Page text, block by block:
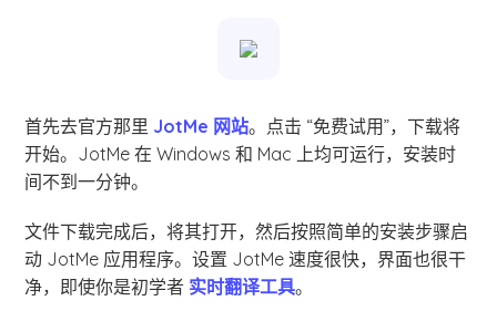
首先去官方那里 JotMe 网站。点击 “免费试用”，下载将
开始。JotMe 在 Windows 和 Mac 上均可运行，安装时
间不到一分钟。
文件下载完成后，将其打开，然后按照简单的安装步骤启
动 JotMe 应用程序。设置 JotMe 速度很快，界面也很干
净，即使你是初学者 实时翻译工具。